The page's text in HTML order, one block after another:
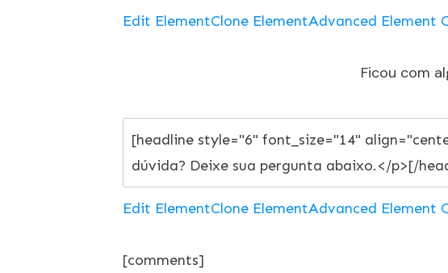
Edit ElementClone ElementAdvanced Element
Ficou com
Edit ElementClone ElementAdvanced Element
[comments]